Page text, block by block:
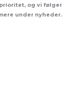
og vi følger
under nyheder.